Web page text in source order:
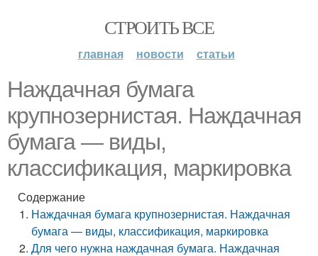
СТРОИТЬ ВСЕ
главная новости статьи
Наждачная бумага
крупнозернистая. Наждачная
бумага — виды,
классификация, маркировка
Содержание
Наждачная бумага крупнозернистая. Наждачная
бумага — виды, классификация, маркировка
Для чего нужна наждачная бумага. Наждачная